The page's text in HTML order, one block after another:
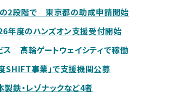
の2段階で 東京都の助成申請開始
年度のハンズオン支援受付開始
高輪ゲートウェイシティで稼働
SHIFT事業」で支援機関公募
鉄・レゾナックなど4者